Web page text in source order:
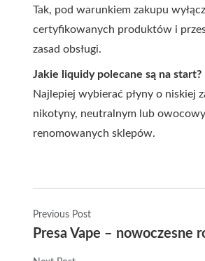
Tak, pod warunkiem zakupu
certyfikowanych produktów i
zasad obsługi.
Jakie liquidy polecane są na start?
Najlepiej wybierać płyny o niskiej
nikotyny, neutralnym lub
renomowanych sklepów.
Previous Post
Presa Vape – nowoczesne